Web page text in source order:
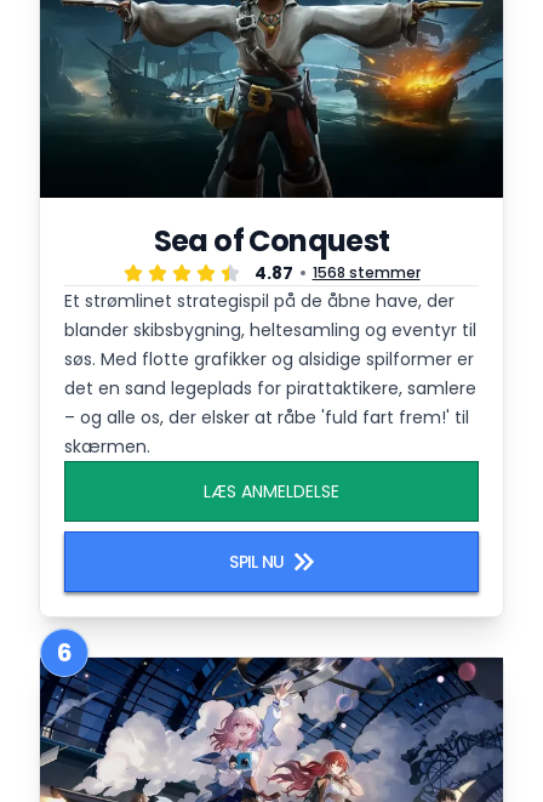
Sea of Conquest
4.87 1568 stemmer
Et strømlinet strategispil på de åbne have, der
blander skibsbygning, heltesamling og eventyr til
søs. Med flotte grafikker og alsidige spilformer er
det en sand legeplads for pirattaktikere, samlere
– og alle os, der elsker at råbe 'fuld fart frem!' til
skærmen.
LÆS ANMELDELSE
SPIL NU
6